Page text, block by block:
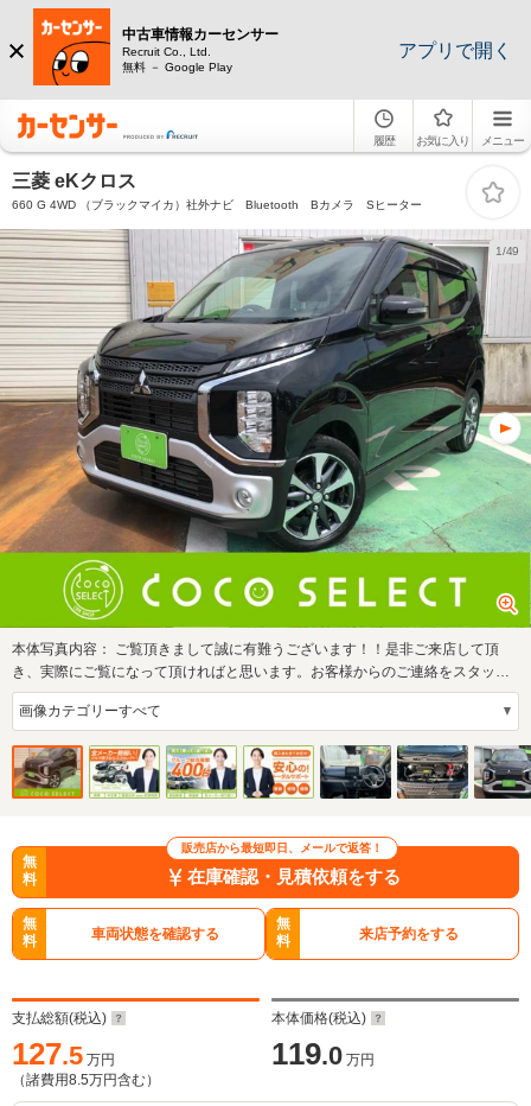
中古車情報カーセンサー
Recruit Co., Ltd.
無料 － Google Play
アプリで開く
履歴 お気に入り メニュー
三菱 eKクロス
660 G 4WD （ブラックマイカ）社外ナビ Bluetooth Bカメラ Sヒーター
1/49
本体写真内容： ご覧頂きまして誠に有難うございます！！是非ご来店して頂
き、実際にご覧になって頂ければと思います。お客様からのご連絡をスタッフ
一同、心より…
販売店から最短即日、メールで返答！
無
料
在庫確認・見積依頼をする
無
料
車両状態を確認する
無
料
来店予約をする
支払総額(税込)
127.5 万円
（諸費用8.5万円含む）
本体価格(税込)
119.0 万円